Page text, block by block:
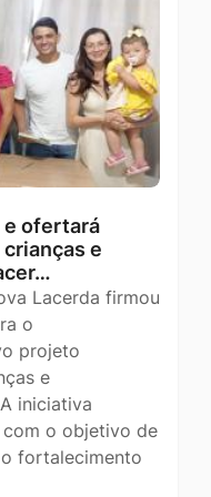
e ofertará
e
Lacerda firmou
o
projeto
e
iniciativa
o objetivo de
fortalecimento